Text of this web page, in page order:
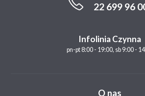
22 699 96
Infolinia Czynna
pn-pt 8:00 - 19:00, sb 9:00 -
O nas